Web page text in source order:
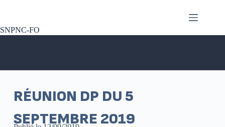
SNPNC-FO
RÉUNION DP DU 5
SEPTEMBRE 2019